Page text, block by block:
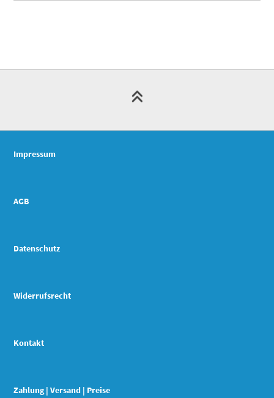
Impressum
AGB
Datenschutz
Widerrufsrecht
Kontakt
Zahlung | Versand | Preise